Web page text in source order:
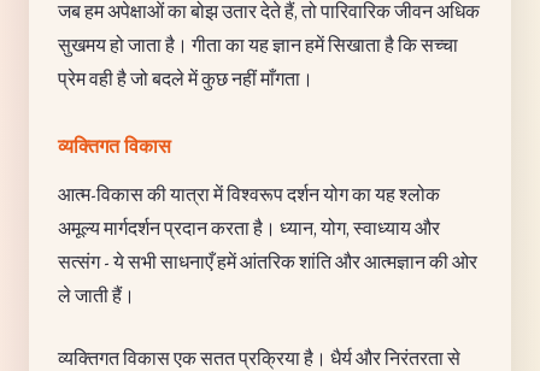
जब हम अपेक्षाओं का बोझ उतार देते हैं, तो पारिवारिक जीवन अधिक
सुखमय हो जाता है। गीता का यह ज्ञान हमें सिखाता है कि सच्चा
प्रेम वही है जो बदले में कुछ नहीं माँगता।
व्यक्तिगत विकास
आत्म-विकास की यात्रा में विश्वरूप दर्शन योग का यह श्लोक
अमूल्य मार्गदर्शन प्रदान करता है। ध्यान, योग, स्वाध्याय और
सत्संग - ये सभी साधनाएँ हमें आंतरिक शांति और आत्मज्ञान की ओर
ले जाती हैं।
व्यक्तिगत विकास एक सतत प्रक्रिया है। धैर्य और निरंतरता से